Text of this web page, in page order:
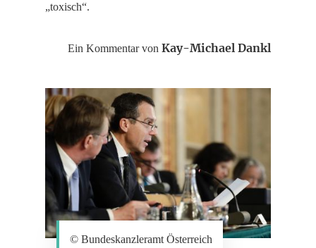
„toxisch“.
Ein Kommentar von Kay-Michael Dankl
© Bundeskanzleramt Österreich